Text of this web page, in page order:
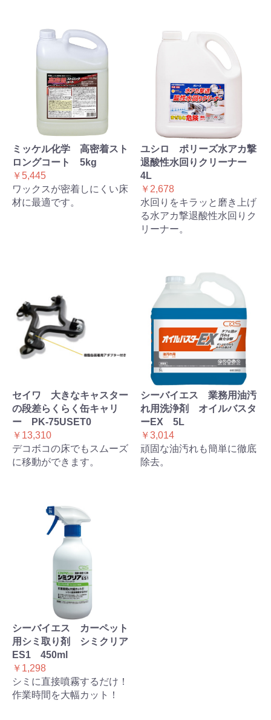
ミッケル化学 高密着スト
ロングコート 5kg
￥5,445
ワックスが密着しにくい床
材に最適です。
ユシロ ポリーズ水アカ撃
退酸性水回りクリーナー
4L
￥2,678
水回りをキラッと磨き上げ
る水アカ撃退酸性水回りク
リーナー。
セイワ 大きなキャスター
の段差らくらく缶キャリ
ー PK-75USET0
￥13,310
デコボコの床でもスムーズ
に移動ができます。
シーバイエス 業務用油汚
れ用洗浄剤 オイルバスタ
ーEX 5L
￥3,014
頑固な油汚れも簡単に徹底
除去。
シーバイエス カーペット
用シミ取り剤 シミクリア
ES1 450ml
￥1,298
シミに直接噴霧するだけ！
作業時間を大幅カット！